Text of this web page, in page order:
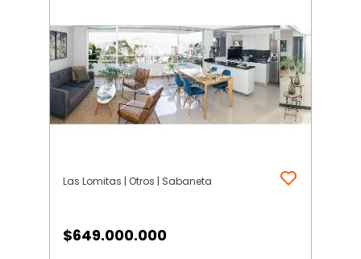
Las Lomitas | Otros | Sabaneta
$649.000.000